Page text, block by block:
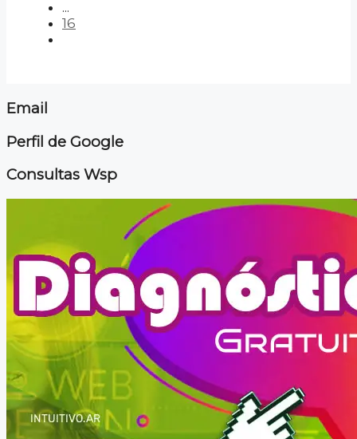
...
16
Email
Perfil de Google
Consultas Wsp